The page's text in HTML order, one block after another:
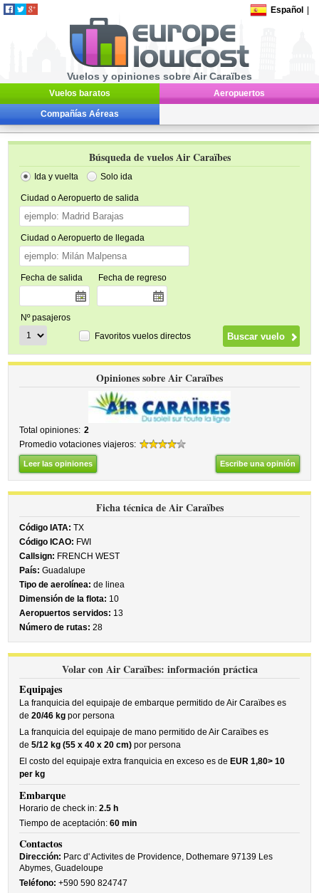
Español
Vuelos y opiniones sobre Air Caraïbes
Vuelos baratos Aeropuertos
Compañías Aéreas
Búsqueda de vuelos Air Caraïbes
Ida y vuelta Solo ida
Ciudad o Aeropuerto de salida
Ciudad o Aeropuerto de llegada
Fecha de salida Fecha de regreso
Nº pasajeros
Favoritos vuelos directos
Opiniones sobre Air Caraïbes
Total opiniones: 2
Promedio votaciones viajeros:
Leer las opiniones Escribe una opinión
Ficha técnica de Air Caraïbes
Código IATA: TX
Código ICAO: FWI
Callsign: FRENCH WEST
País: Guadalupe
Tipo de aerolínea: de linea
Dimensión de la flota: 10
Aeropuertos servidos: 13
Número de rutas: 28
Volar con Air Caraïbes: información práctica
Equipajes
La franquicia del equipaje de embarque permitido de Air Caraïbes es
de20/46 kg por persona
La franquicia del equipaje de mano permitido de Air Caraïbes es
de5/12 kg (55 x 40 x 20 cm) por persona
El costo del equipaje extra franquicia en exceso es de EUR 1,80> 10
per kg
Embarque
Horario de check in:2.5 h
Tiempo de aceptación:60 min
Contactos
Dirección: Parc d' Activites de Providence, Dothemare 97139 Les
Abymes, Guadeloupe
Teléfono: +590 590 824747